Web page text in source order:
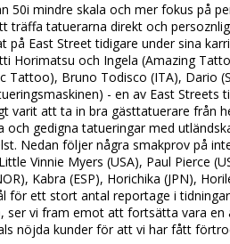
50i mindre skala och mer fokus på
träffa tatuerarna direkt och
East Street tidigare under sina
Horimatsu och Ingela (Amazing
Tattoo), Bruno Todisco (ITA), Dario
- en av East Streets
varit att ta in bra gästtatuerare från
gedigna tatueringar med
Nedan följer några smakprov på
Vinnie Myers (USA), Paul Pierce
Kabra (ESP), Horichika (JPN),
för ett stort antal reportage i
ser vi fram emot att fortsätta vara en
nöjda kunder för att vi har fått